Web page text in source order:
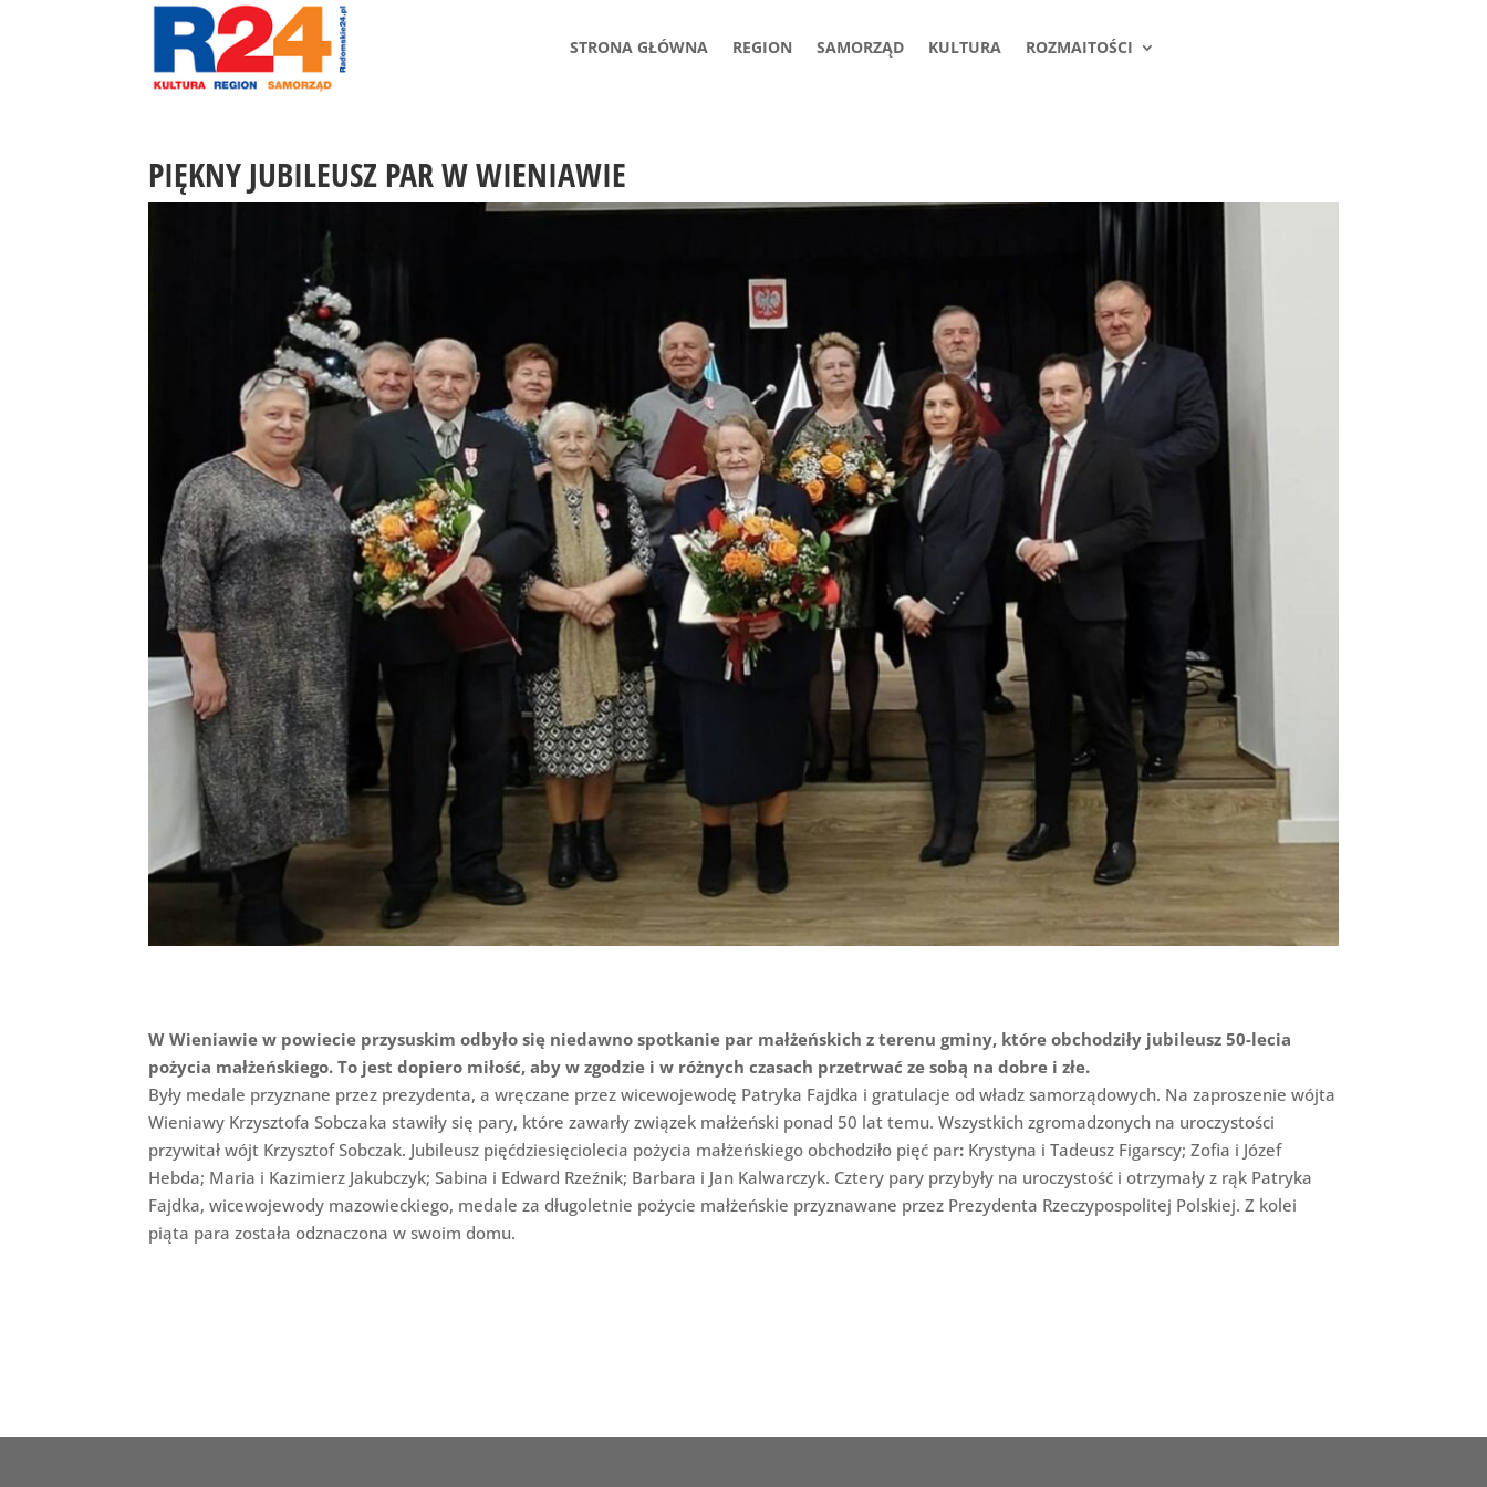
STRONA GŁÓWNA REGION SAMORZĄD KULTURA ROZMAITOŚCI
PIĘKNY JUBILEUSZ PAR W WIENIAWIE
W Wieniawie w powiecie przysuskim odbyło się niedawno spotkanie par małżeńskich z terenu gminy, które obchodziły jubileusz 50-lecia
pożycia małżeńskiego. To jest dopiero miłość, aby w zgodzie i w różnych czasach przetrwać ze sobą na dobre i złe.
Były medale przyznane przez prezydenta, a wręczane przez wicewojewodę Patryka Fajdka i gratulacje od władz samorządowych. Na zaproszenie wójta
Wieniawy Krzysztofa Sobczaka stawiły się pary, które zawarły związek małżeński ponad 50 lat temu. Wszystkich zgromadzonych na uroczystości
przywitał wójt Krzysztof Sobczak. Jubileusz pięćdziesięciolecia pożycia małżeńskiego obchodziło pięć par: Krystyna i Tadeusz Figarscy; Zofia i Józef
Hebda; Maria i Kazimierz Jakubczyk; Sabina i Edward Rzeźnik; Barbara i Jan Kalwarczyk. Cztery pary przybyły na uroczystość i otrzymały z rąk Patryka
Fajdka, wicewojewody mazowieckiego, medale za długoletnie pożycie małżeńskie przyznawane przez Prezydenta Rzeczypospolitej Polskiej. Z kolei
piąta para została odznaczona w swoim domu.